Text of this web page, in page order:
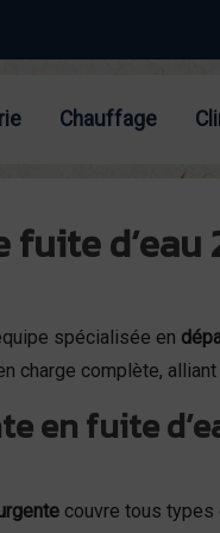
Chauffage
fuite
spécialisée en
charge complète,
en fuite
couvre tous types